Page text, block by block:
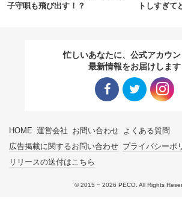
子守唄も飛び出す！？
トしすぎて
忙しいあなたに、公式アカウ
最新情報をお届けします
HOME 運営会社 お問い合わせ よくある質問
広告掲載に関するお問い合わせ プライバシーポ
リリースの送付はこちら
© 2015 ~ 2026 PECO. All Rights